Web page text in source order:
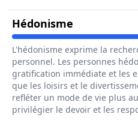
Hédonisme Pour Le
L'hédonisme exprime la
personnel. Les personnes
gratification immédiate et les
que les loisirs et le
refléter un mode de vie plus
privilégier le devoir et les